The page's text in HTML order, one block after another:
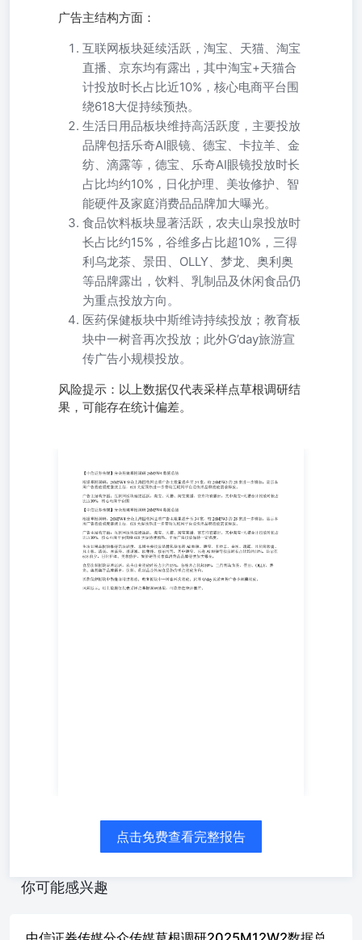
广告主结构方面：
互联网板块延续活跃，淘宝、天猫、淘宝
直播、京东均有露出，其中淘宝+天猫合
计投放时长占比近10%，核心电商平台围
绕618大促持续预热。
生活日用品板块维持高活跃度，主要投放
品牌包括乐奇AI眼镜、德宝、卡拉羊、金
纺、滴露等，德宝、乐奇AI眼镜投放时长
占比均约10%，日化护理、美妆修护、智
能硬件及家庭消费品品牌加大曝光。
食品饮料板块显著活跃，农夫山泉投放时
长占比约15%，谷维多占比超10%，三得
利乌龙茶、景田、OLLY、梦龙、奥利奥
等品牌露出，饮料、乳制品及休闲食品仍
为重点投放方向。
医药保健板块中斯维诗持续投放；教育板
块中一树音再次投放；此外G’day旅游宣
传广告小规模投放。
风险提示：以上数据仅代表采样点草根调研结
果，可能存在统计偏差。
升至34家，较26M5W3的28家进一步增加，显示本周广告投
放强度继续上行，618大促预热进一步带动互联网平台及快
消品牌投放需求释放。 广告主结构方面：互联网板块延续
活跃，淘宝、天猫、淘宝直播、京东均有露出，其中淘宝
+天猫合计投放时长占比近10%，核心电商平台围 【中信证
券传媒】分众传媒草根调研26M5W4数据总结 根据草根调
研，26M5W4分众上海四张网去重广告主数量提升至34家，
较26M5W3的28家进一步增加，显示本周广告投放强度继续
药保健板块中斯维诗持续投放；教育板块中一树音再次投
放；此外G’day旅游宣传广告小规模投放。 风险提示：以上
点击免费查看完整报告
你可能感兴趣